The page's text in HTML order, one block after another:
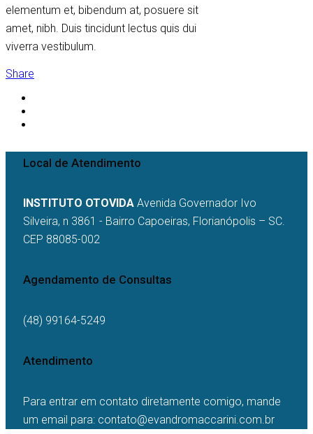
elementum et, bibendum at, posuere sit
amet, nibh. Duis tincidunt lectus quis dui
viverra vestibulum.
Share
Local de Atendimento
INSTITUTO OTOVIDA Avenida Governador Ivo
Silveira, n 3861 - Bairro Capoeiras, Florianópolis – SC.
CEP 88085-002
Agendamento de Consultas
(48) 99164-5249
Atendimento
Para entrar em contato diretamente comigo, mande
um email para: contato@evandromaccarini.com.br